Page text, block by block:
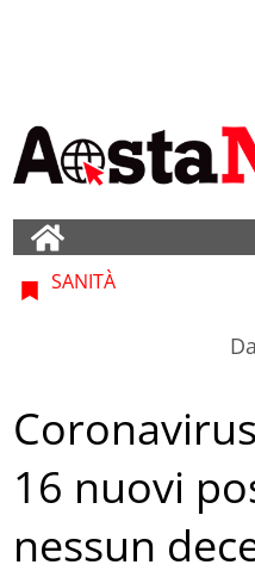
SANITÀ
16 nuovi
nessun